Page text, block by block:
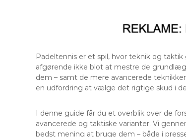
Padeltennis er et spil, hvor teknik og
afgørende ikke blot at mestre de
dem – samt de mere avancerede
en udfordring at vælge det rigtige skud i
I denne guide får du et overblik over de
avancerede og taktiske varianter. Vi
bedst mening at bruge dem – både i